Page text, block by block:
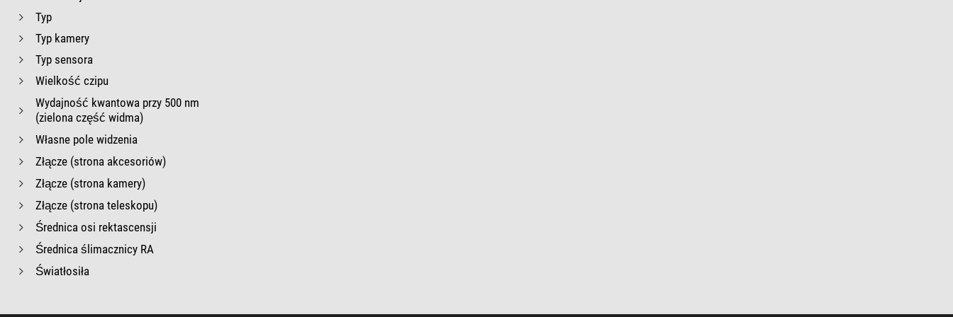
Typ
Typ kamery
Typ sensora
Wielkość czipu
Wydajność kwantowa przy 500 nm
(zielona część widma)
Własne pole widzenia
Złącze (strona akcesoriów)
Złącze (strona kamery)
Złącze (strona teleskopu)
Średnica osi rektascensji
Średnica ślimacznicy RA
Światłosiła